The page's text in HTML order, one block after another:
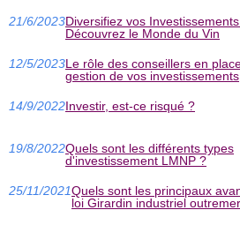
21/6/2023Diversifiez vos
Découvrez le Monde du Vin
12/5/2023Le rôle des conseillers en
gestion de vos investissements
14/9/2022Investir, est-ce risqué ?
19/8/2022Quels sont les différents types
d'investissement LMNP ?
25/11/2021Quels sont les principaux
loi Girardin industriel